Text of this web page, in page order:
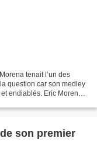
tenait l’un des
question car son medley
endiablés. Eric Morena
son premier